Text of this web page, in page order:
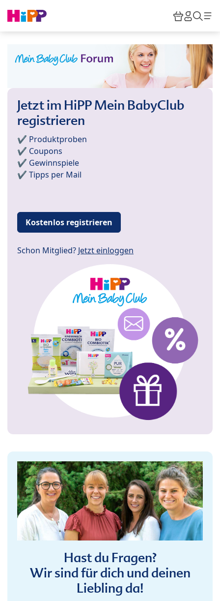
HiPP
Jetzt im HiPP Mein BabyClub
registrieren
✔️ Produktproben
✔️ Coupons
✔️ Gewinnspiele
✔️ Tipps per Mail
Kostenlos registrieren
Schon Mitglied? Jetzt einloggen
Hast du Fragen?
Wir sind für dich und deinen
Liebling da!